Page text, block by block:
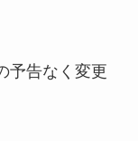
予告なく変更